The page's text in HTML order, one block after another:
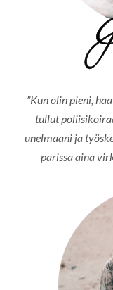
”Kun olin pieni,
tullut
unelmaani ja
parissa aina